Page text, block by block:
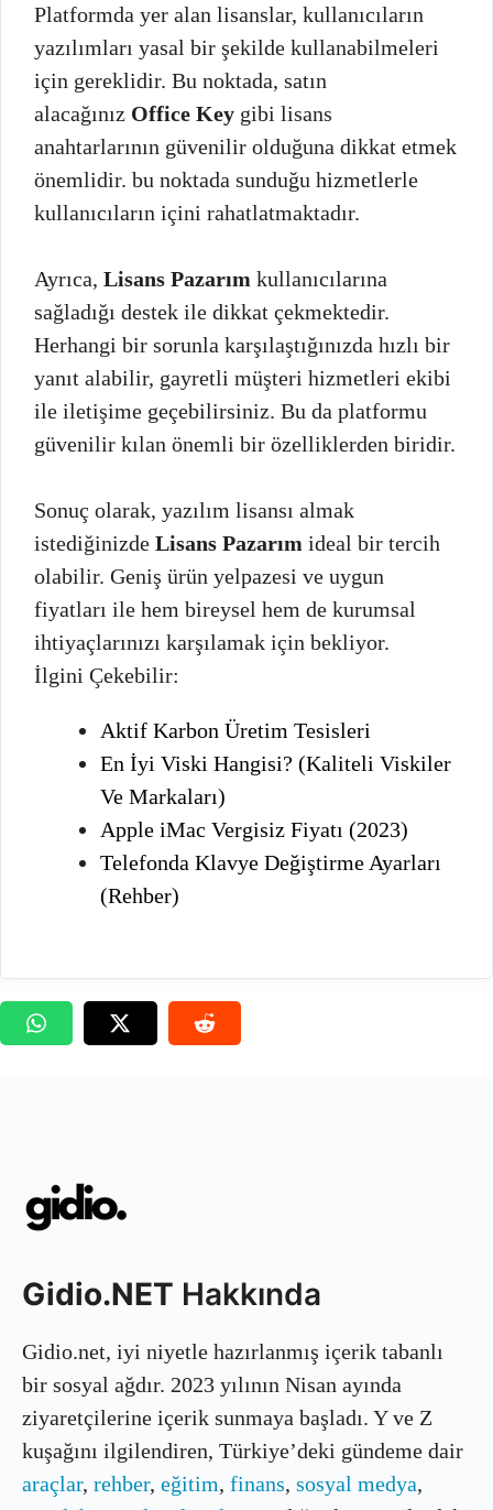
Platformda yer alan lisanslar, kullanıcıların
yazılımları yasal bir şekilde kullanabilmeleri
için gereklidir. Bu noktada, satın
alacağınız Office Key gibi lisans
anahtarlarının güvenilir olduğuna dikkat etmek
önemlidir. bu noktada sunduğu hizmetlerle
kullanıcıların içini rahatlatmaktadır.
Ayrıca, Lisans Pazarım kullanıcılarına
sağladığı destek ile dikkat çekmektedir.
Herhangi bir sorunla karşılaştığınızda hızlı bir
yanıt alabilir, gayretli müşteri hizmetleri ekibi
ile iletişime geçebilirsiniz. Bu da platformu
güvenilir kılan önemli bir özelliklerden biridir.
Sonuç olarak, yazılım lisansı almak
istediğinizde Lisans Pazarım ideal bir tercih
olabilir. Geniş ürün yelpazesi ve uygun
fiyatları ile hem bireysel hem de kurumsal
ihtiyaçlarınızı karşılamak için bekliyor.
İlgini Çekebilir:
Aktif Karbon Üretim Tesisleri
En İyi Viski Hangisi? (Kaliteli Viskiler
Ve Markaları)
Apple iMac Vergisiz Fiyatı (2023)
Telefonda Klavye Değiştirme Ayarları
(Rehber)
Gidio.NET Hakkında
Gidio.net, iyi niyetle hazırlanmış içerik tabanlı
bir sosyal ağdır. 2023 yılının Nisan ayında
ziyaretçilerine içerik sunmaya başladı. Y ve Z
kuşağını ilgilendiren, Türkiye’deki gündeme dair
araçlar, rehber, eğitim, finans, sosyal medya,